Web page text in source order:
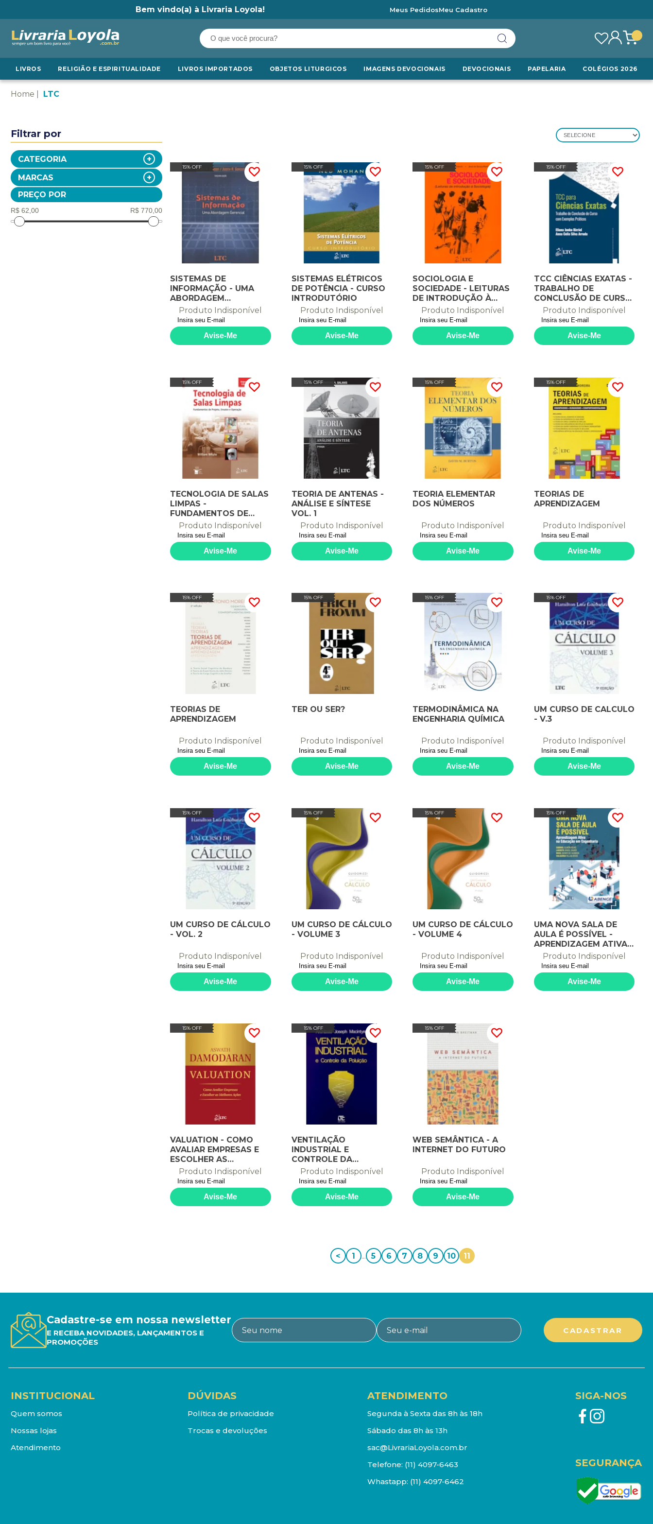
Bem vindo(a) à Livraria Loyola! Meus PedidosMeu Cadastro
LIVROS RELIGIÃO E ESPIRITUALIDADE LIVROS IMPORTADOS OBJETOS LITURGICOS IMAGENS DEVOCIONAIS DEVOCIONAIS PAPELARIA COLÉGIOS 2026
Home LTC
Filtrar por
CATEGORIA
MARCAS
PREÇO POR
SELECIONE
15% OFF
SISTEMAS DE
INFORMAÇÃO - UMA
ABORDAGEM
GERENCIAL
Produto Indisponível
15% OFF
SISTEMAS ELÉTRICOS
DE POTÊNCIA - CURSO
INTRODUTÓRIO
Produto Indisponível
15% OFF
SOCIOLOGIA E
SOCIEDADE - LEITURAS
DE INTRODUÇÃO À
SOCIOLOGIA
Produto Indisponível
15% OFF
TCC CIÊNCIAS EXATAS -
TRABALHO DE
CONCLUSÃO DE CURSO
COM EXEMPLOS
PRÁTICOS
Produto Indisponível
15% OFF
TECNOLOGIA DE SALAS
LIMPAS -
FUNDAMENTOS DE
PROJETO, ENSAIOS E
OPERAÇÃO
Produto Indisponível
15% OFF
TEORIA DE ANTENAS -
ANÁLISE E SÍNTESE
VOL. 1
Produto Indisponível
15% OFF
TEORIA ELEMENTAR
DOS NÚMEROS
Produto Indisponível
15% OFF
TEORIAS DE
APRENDIZAGEM
Produto Indisponível
15% OFF
TEORIAS DE
APRENDIZAGEM
Produto Indisponível
15% OFF
TER OU SER?
Produto Indisponível
15% OFF
TERMODINÂMICA NA
ENGENHARIA QUÍMICA
Produto Indisponível
15% OFF
UM CURSO DE CALCULO
- V.3
Produto Indisponível
15% OFF
UM CURSO DE CÁLCULO
- VOL. 2
Produto Indisponível
15% OFF
UM CURSO DE CÁLCULO
- VOLUME 3
Produto Indisponível
15% OFF
UM CURSO DE CÁLCULO
- VOLUME 4
Produto Indisponível
15% OFF
UMA NOVA SALA DE
AULA É POSSÍVEL -
APRENDIZAGEM ATIVA
NA EDUCAÇÃO EM
ENGENHARIA
Produto Indisponível
15% OFF
VALUATION - COMO
AVALIAR EMPRESAS E
ESCOLHER AS
MELHORES AÇÕES
Produto Indisponível
15% OFF
VENTILAÇÃO
INDUSTRIAL E
CONTROLE DA
POLUIÇÃO
Produto Indisponível
15% OFF
WEB SEMÂNTICA - A
INTERNET DO FUTURO
Produto Indisponível
< 1 ... 5 6 7 8 9 10 11
Cadastre-se em nossa newsletter
E RECEBA NOVIDADES, LANÇAMENTOS E
PROMOÇÕES
INSTITUCIONAL
Quem somos
Nossas lojas
Atendimento
DÚVIDAS
Política de privacidade
Trocas e devoluções
ATENDIMENTO
Segunda à Sexta das 8h às 18h
Sábado das 8h às 13h
sac@LivrariaLoyola.com.br
Telefone: (11) 4097-6463
Whastapp: (11) 4097-6462
SIGA-NOS
SEGURANÇA